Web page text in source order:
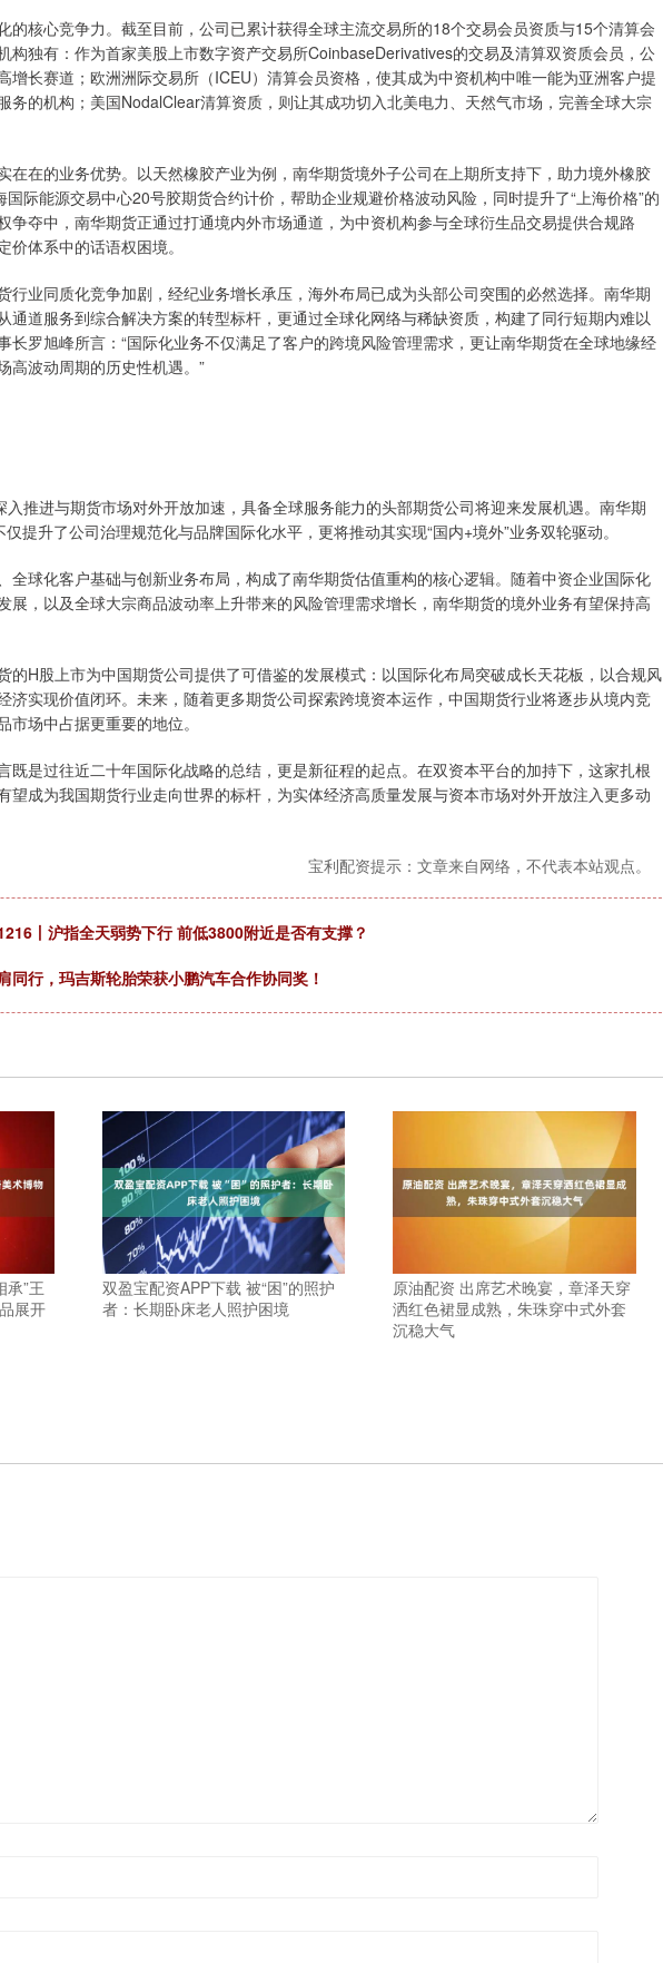
核心竞争力。截至目前，公司已累计获得全球主流交易所的18个交易会员资质与15个清算会
构独有：作为首家美股上市数字资产交易所CoinbaseDerivatives的交易及清算双资质会员，公
增长赛道；欧洲洲际交易所（ICEU）清算会员资格，使其成为中资机构中唯一能为亚洲客户提
务的机构；美国NodalClear清算资质，则让其成功切入北美电力、天然气市场，完善全球大宗
在的业务优势。以天然橡胶产业为例，南华期货境外子公司在上期所支持下，助力境外橡胶
国际能源交易中心20号胶期货合约计价，帮助企业规避价格波动风险，同时提升了“上海价格”的
争夺中，南华期货正通过打通境内外市场通道，为中资机构参与全球衍生品交易提供合规路
体系中的话语权困境。
业同质化竞争加剧，经纪业务增长承压，海外布局已成为头部公司突围的必然选择。南华期
通道服务到综合解决方案的转型标杆，更通过全球化网络与稀缺资质，构建了同行短期内难以
长罗旭峰所言：“国际化业务不仅满足了客户的跨境风险管理需求，更让南华期货在全球地缘经
高波动周期的历史性机遇。”
推进与期货市场对外开放加速，具备全球服务能力的头部期货公司将迎来发展机遇。南华期
提升了公司治理规范化与品牌国际化水平，更将推动其实现“国内+境外”业务双轮驱动。
球化客户基础与创新业务布局，构成了南华期货估值重构的核心逻辑。随着中资企业国际化
展，以及全球大宗商品波动率上升带来的风险管理需求增长，南华期货的境外业务有望保持高
H股上市为中国期货公司提供了可借鉴的发展模式：以国际化布局突破成长天花板，以合规风
济实现价值闭环。未来，随着更多期货公司探索跨境资本运作，中国期货行业将逐步从境内竞
场中占据更重要的地位。
是过往近二十年国际化战略的总结，更是新征程的起点。在双资本平台的加持下，这家扎根
望成为我国期货行业走向世界的标杆，为实体经济高质量发展与资本市场对外开放注入更多动
宝利配资提示：文章来自网络，不代表本站观点。
丨沪指全天弱势下行 前低3800附近是否有支撑？
同行，玛吉斯轮胎荣获小鹏汽车合作协同奖！
承”王
展开
双盈宝配资APP下载 被“困”的照护
者：长期卧床老人照护困境
原油配资 出席艺术晚宴，章泽天穿
洒红色裙显成熟，朱珠穿中式外套
沉稳大气